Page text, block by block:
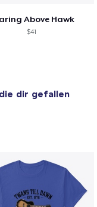
Above Hawk
$41
dir gefallen